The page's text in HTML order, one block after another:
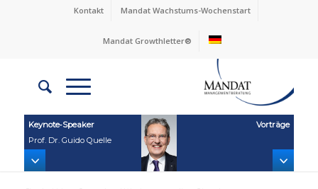
Kontakt Mandat Wachstums-Wochenstart
Mandat Growthletter®
Keynote‑Speaker
Prof. Dr. Guido Quelle
Vorträge